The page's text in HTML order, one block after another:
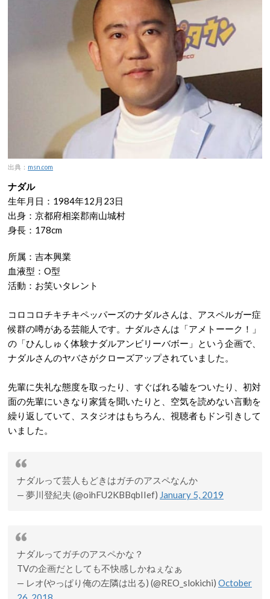
出典： msn.com
ナダル
生年月日：1984年12月23日
出身：京都府相楽郡南山城村
身長：178cm
所属：吉本興業
血液型：O型
活動：お笑いタレント
コロコロチキチキペッパーズのナダルさんは、アスペルガー症
候群の噂がある芸能人です。ナダルさんは「アメトーーク！」
の「ひんしゅく体験ナダルアンビリーバボー」という企画で、
ナダルさんのヤバさがクローズアップされていました。
先輩に失礼な態度を取ったり、すぐばれる嘘をついたり、初対
面の先輩にいきなり家賃を聞いたりと、空気を読めない言動を
繰り返していて、スタジオはもちろん、視聴者もドン引きして
いました。
ナダルって芸人もどきはガチのアスペなんか
— 夢川登紀夫 (@oihFU2KBBqbIIef) January 5, 2019
ナダルってガチのアスペかな？
TVの企画だとしても不快感しかねぇなぁ
— レオ(やっぱり俺の左隣は出る) (@REO_slokichi) October